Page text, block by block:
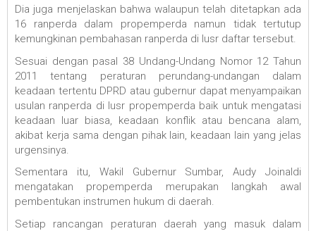
Dia juga menjelaskan bahwa walaupun telah ditetapkan ada
16 ranperda dalam propemperda namun tidak tertutup
kemungkinan pembahasan ranperda di lusr daftar tersebut.
Sesuai dengan pasal 38 Undang-Undang Nomor 12 Tahun
2011 tentang peraturan perundang-undangan dalam
keadaan tertentu DPRD atau gubernur dapat menyampaikan
usulan ranperda di lusr propemperda baik untuk mengatasi
keadaan luar biasa, keadaan konflik atau bencana alam,
akibat kerja sama dengan pihak lain, keadaan lain yang jelas
urgensinya.
Sementara itu, Wakil Gubernur Sumbar, Audy Joinaldi
mengatakan propemperda merupakan langkah awal
pembentukan instrumen hukum di daerah.
Setiap rancangan peraturan daerah yang masuk dalam